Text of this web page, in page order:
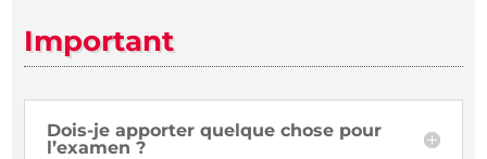
Important
Dois-je apporter quelque chose pour
l’examen ?